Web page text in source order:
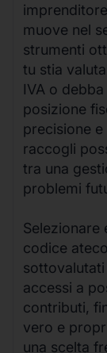
muove nel
strumenti
tu stia
IVA o
posizione
precisione
raccogli
tra una
problemi
Selezionare
codice
accessi a
contributi,
vero e
una scelta